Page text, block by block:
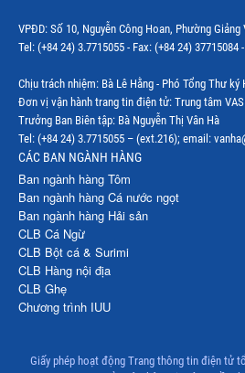
Thị trường Mỹ
Thị trường Nga
Thị trường Hàn Quốc
Thị trường Nhật Bản
Thị trường Thái Lan
Thị trường Trung Quốc
Thị trường Philippines
Thị trường Tây Ban Nha
Thị trường thủy sản khác
VPĐD: Số 10, Nguyễn Công Hoan, Phường Giảng
Tel: (+84 24) 3.7715055 - Fax: (+84 24)
Chịu trách nhiệm: Bà Lê Hằng - Phó Tổng Thư ký
Đơn vị vận hành trang tin điện tử: Trung tâm
Trưởng Ban Biên tập: Bà Nguyễn Thị Vân Hà
Tel: (+84 24) 3.7715055 – (ext.216); email:
CÁC BAN NGÀNH HÀNG
Ban ngành hàng Tôm
Ban ngành hàng Cá nước ngọt
Ban ngành hàng Hải sản
CLB Cá Ngừ
CLB Bột cá & Surimi
CLB Hàng nội địa
CLB Ghẹ
Chương trình IUU
Giấy phép hoạt động Trang thông tin điện tử